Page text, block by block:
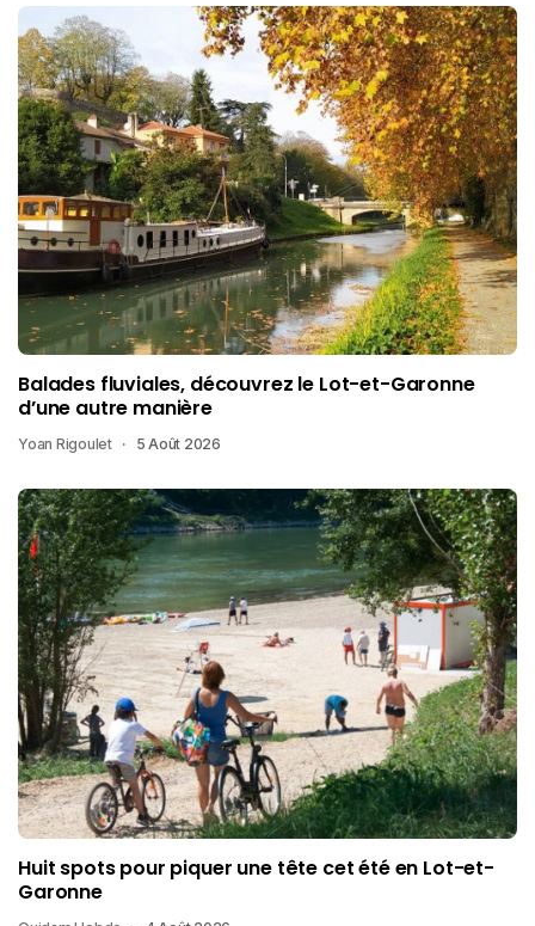
Balades fluviales, découvrez le Lot-et-Garonne
d’une autre manière
Yoan Rigoulet 5 Août 2026
Huit spots pour piquer une tête cet été en Lot-et-
Garonne